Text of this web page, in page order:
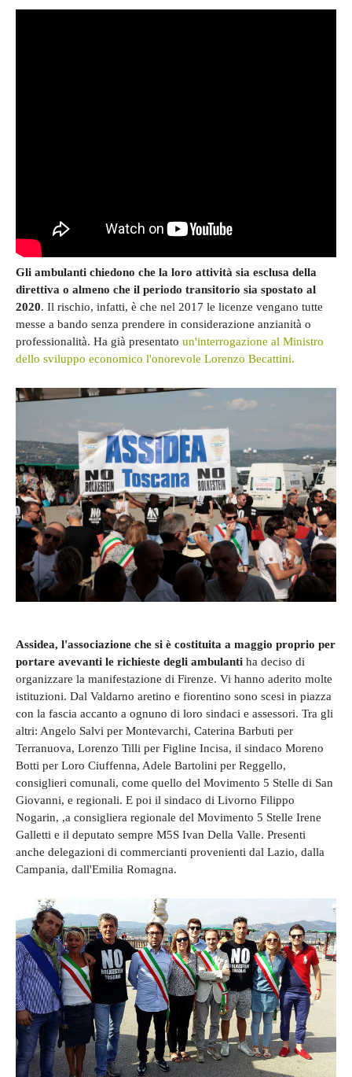
Gli ambulanti chiedono che la loro attività sia esclusa della
direttiva o almeno che il periodo transitorio sia spostato al
2020. Il rischio, infatti, è che nel 2017 le licenze vengano tutte
messe a bando senza prendere in considerazione anzianità o
professionalità. Ha già presentato un'interrogazione al Ministro
dello sviluppo economico l'onorevole Lorenzo Becattini.
Assidea, l'associazione che si è costituita a maggio proprio per
portare avevanti le richieste degli ambulanti ha deciso di
organizzare la manifestazione di Firenze. Vi hanno aderito molte
istituzioni. Dal Valdarno aretino e fiorentino sono scesi in piazza
con la fascia accanto a ognuno di loro sindaci e assessori. Tra gli
altri: Angelo Salvi per Montevarchi, Caterina Barbuti per
Terranuova, Lorenzo Tilli per Figline Incisa, il sindaco Moreno
Botti per Loro Ciuffenna, Adele Bartolini per Reggello,
consiglieri comunali, come quello del Movimento 5 Stelle di San
Giovanni, e regionali. E poi il sindaco di Livorno Filippo
Nogarin, ,a consigliera regionale del Movimento 5 Stelle Irene
Galletti e il deputato sempre M5S Ivan Della Valle. Presenti
anche delegazioni di commercianti provenienti dal Lazio, dalla
Campania, dall'Emilia Romagna.